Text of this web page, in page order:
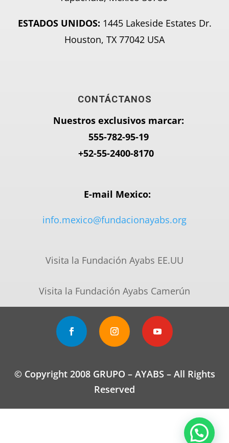
ESTADOS UNIDOS: 1445 Lakeside Estates Dr.
Houston, TX 77042 USA
CONTÁCTANOS
Nuestros exclusivos marcar:
555-782-95-19
+52-55-2400-8170
E-mail Mexico:
info.mexico@fundacionayabs.org
Visita la Fundación Ayabs EE.UU
Visita la Fundación Ayabs Camerún
© Copyright 2008 GRUPO – AYABS – All Rights
Reserved